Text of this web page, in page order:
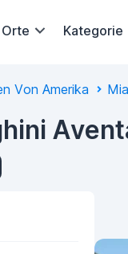
Orte Kategorie
Von Amerika